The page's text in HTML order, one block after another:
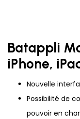
Batappli
iPhone,
Nouvelle
Possibilité de
pouvoir en